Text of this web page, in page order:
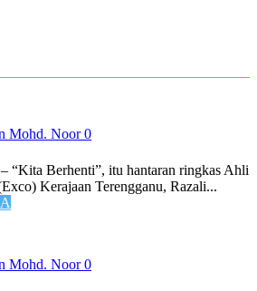
Mohd. Noor0
“Kita Berhenti”, itu hantaran ringkas Ahli
Kerajaan Terengganu, Razali...
Mohd. Noor0